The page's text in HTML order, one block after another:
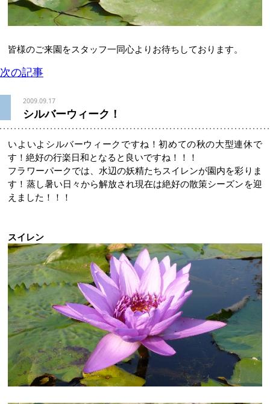
皆様のご来園をスタッフ一同心よりお待ちしております。
次の記事
2009.09.17
シルバーウィーク！
いよいよシルバーウィークですね！初めての秋の大型連休で
す！絶好の行楽日和となると良いですね！！！
フラワーパークでは、水辺の妖精たちスイレンが園内を彩りま
す！蒸し暑い日々から解放され現在は絶好の散策シーズンを迎
えました！！！
スイレン